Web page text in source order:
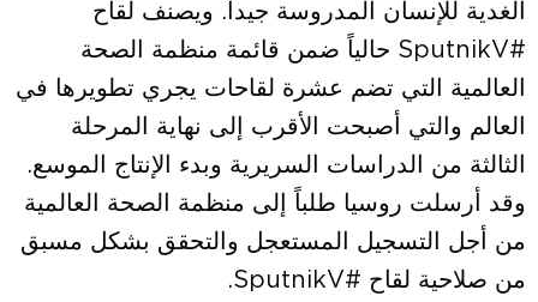
الغدية للإنسان المدروسة جيداً. ويصنف لقاح
#SputnikV حالياً ضمن قائمة منظمة الصحة
العالمية التي تضم عشرة لقاحات يجري تطويرها في
العالم والتي أصبحت الأقرب إلى نهاية المرحلة
الثالثة من الدراسات السريرية وبدء الإنتاج الموسع.
وقد أرسلت روسيا طلباً إلى منظمة الصحة العالمية
من أجل التسجيل المستعجل والتحقق بشكل مسبق
من صلاحية لقاح #SputnikV.